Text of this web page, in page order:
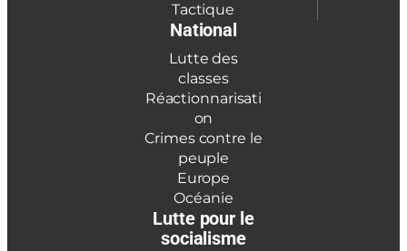
Tactique
National
Lutte des
classes
Réactionnarisati
on
Crimes contre le
peuple
Europe
Océanie
Lutte pour le
socialisme